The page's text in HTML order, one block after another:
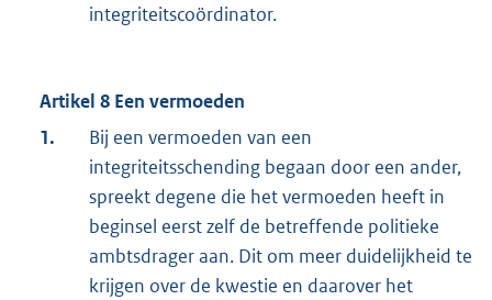
integriteitscoördinator.
Artikel 8 Een vermoeden
1.
Bij een vermoeden van een
integriteitsschending begaan door een ander,
spreekt degene die het vermoeden heeft in
beginsel eerst zelf de betreffende politieke
ambtsdrager aan. Dit om meer duidelijkheid te
krijgen over de kwestie en daarover het